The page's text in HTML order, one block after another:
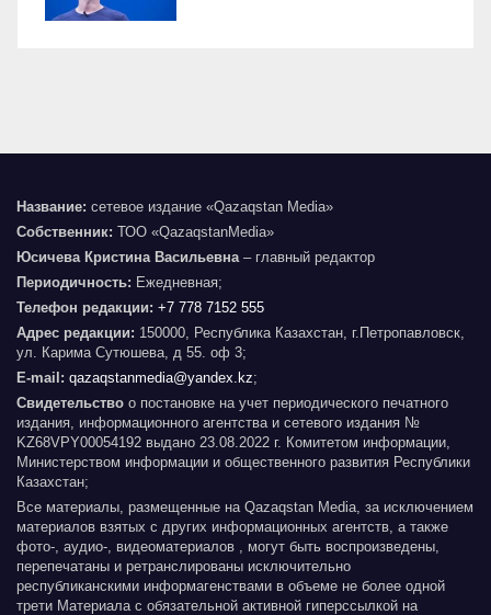
Название: сетевое издание «Qazaqstan Media»
Собственник: ТОО «QazaqstanMedia»
Юсичева Кристина Васильевна – главный редактор
Периодичность: Ежедневная;
Телефон редакции: +7 778 7152 555
Адрес редакции: 150000, Республика Казахстан, г.Петропавловск,
ул. Карима Сутюшева, д 55. оф 3;
E-mail: qazaqstanmedia@yandex.kz;
Свидетельство о постановке на учет периодического печатного
издания, информационного агентства и сетевого издания №
KZ68VPY00054192 выдано 23.08.2022 г. Комитетом информации,
Министерством информации и общественного развития Республики
Казахстан;
Все материалы, размещенные на Qazaqstan Media, за исключением
материалов взятых с других информационных агентств, а также
фото-, аудио-, видеоматериалов , могут быть воспроизведены,
перепечатаны и ретранслированы исключительно
республиканскими информагенствами в объеме не более одной
трети Материала с обязательной активной гиперссылкой на